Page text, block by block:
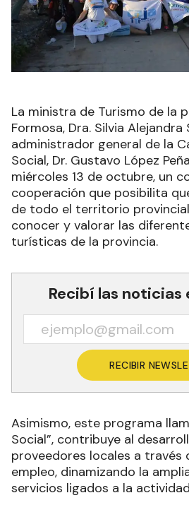
La ministra de Turismo de la
Formosa, Dra. Silvia Alejandra
administrador general de la
Social, Dr. Gustavo López
miércoles 13 de octubre, un
cooperación que posibilita
de todo el territorio
conocer y valorar las
turísticas de la provincia.
Recibí las noticias
RECIBIR
Asimismo, este programa
Social”, contribuye al
proveedores locales a través
empleo, dinamizando la
servicios ligados a la